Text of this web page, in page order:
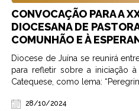
CONVOCAÇÃO PARA A
DIOCESANA DE
COMUNHÃO E À
Diocese de Juína se reunirá
para refletir sobre a iniciação
Catequese, como lema:
28/10/2024